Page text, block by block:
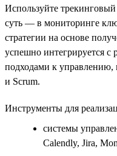
Используйте
суть — в мониторинге
стратегии на основе
успешно интегрируется
подходами к управлению,
и Scrum.
Инструменты для
системы
Calendly, Jira,